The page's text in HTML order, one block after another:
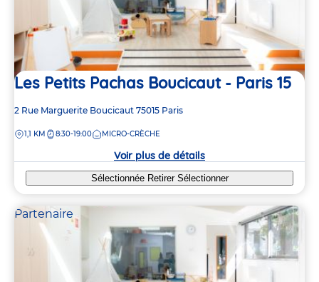
Les Petits Pachas Boucicaut - Paris 15
Adresse
la
2 Rue Marguerite Boucicaut 75015 Paris
DISTANCE
1,1 KM 8:30-19:00 MICRO-CRÈCHE
Voir plus de détails
Sélectionnée Retirer Sélectionner
Partenaire